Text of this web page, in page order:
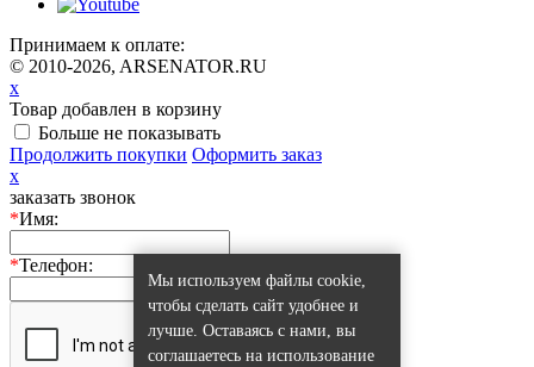
Мы используем файлы cookie,
чтобы сделать сайт удобнее и
лучше. Оставаясь с нами, вы
соглашаетесь на использование
Принимаем к оплате:
© 2010-2026, ARSENATOR.RU
x
Товар добавлен в корзину
Больше не показывать
Продолжить покупки Оформить заказ
x
заказать звонок
*Имя:
*Телефон: